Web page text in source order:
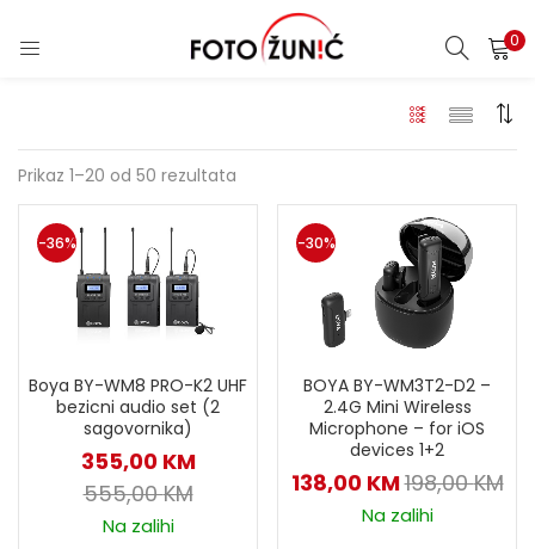
0
Prikaz 1–20 od 50 rezultata
-36%
Boya BY-WM8 PRO-K2 UHF
bezicni audio set (2
sagovornika)
355,00 KM
555,00KM
Na zalihi
-30%
BOYA BY-WM3T2-D2 –
2.4G Mini Wireless
Microphone – for iOS
devices 1+2
138,00 KM198,00KM
Na zalihi